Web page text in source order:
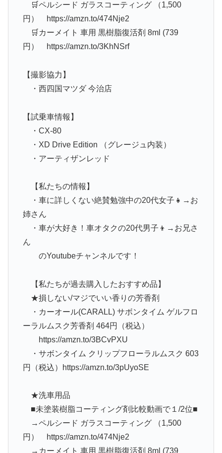
🛒ペルシード ガラスコーティング （1,500
円） https://amzn.to/474Nje2
🛒カーメイト 車用 黒樹脂復活剤 8ml (739
円） https://amzn.to/3KhNSrf
【撮影協力】
・西四国マツダ 今治店
【試乗車情報】
・CX-80
・XD Drive Edition （グレージュ内装）
・アーティザンレッド
【私たちの情報】
・車に詳しくない絶賛勉強中の20代女子👧→お
姉さん
・車が大好き！車オタクの20代男子👦→お兄さ
ん
のYoutubeチャンネルです！
【私たちが過去購入したおすすめ品】
★損しない/マジでいい香りの芳香剤
・カーオール(CARALL) サボンタイム ゲルフロ
ーラルムスク芳香剤 464円（税込）
https://amzn.to/3BCvPXU
・サボンタイム クリップフローラルムスク 603
円（税込）https://amzn.to/3pUyoSE
★洗車用品
■未塗装樹脂コーティング剤比較動画で１/2位■
→ペルシード ガラスコーティング （1,500
円） https://amzn.to/474Nje2
→カーメイト 車用 黒樹脂復活剤 8ml (739